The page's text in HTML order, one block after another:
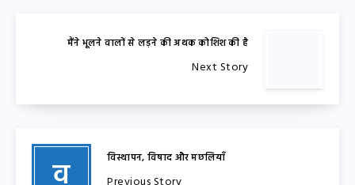
मैंने भूलने वालों से लड़ने की अथक कोशिश की है
Next Story
व विस्थापन, विषाद और मछलियाँ